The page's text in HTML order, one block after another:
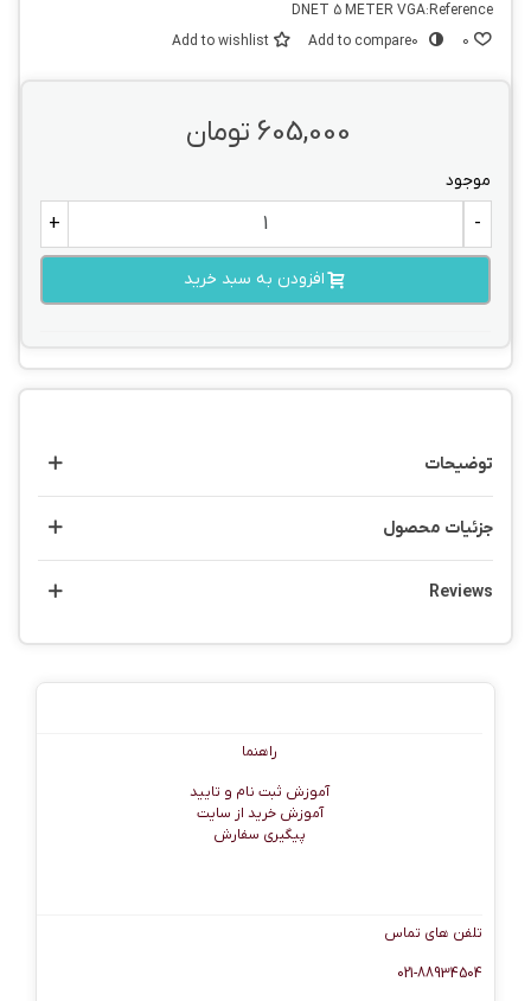
Reference:
DNET 5 METER VGA
0
Add to compare0
Add to wishlist
605,000 تومان
موجود
-
+
افزودن به سبد خرید
توضیحات
جزئیات محصول
Reviews
راهنما
آموزش ثبت نام و تایید
آموزش خرید از سایت
پیگیری سفارش
تلفن های تماس
021-88934504